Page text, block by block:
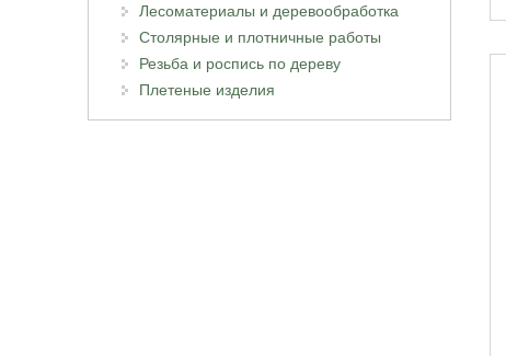
Лесоматериалы и деревообработка
Столярные и плотничные работы
Резьба и роспись по дереву
Плетеные изделия